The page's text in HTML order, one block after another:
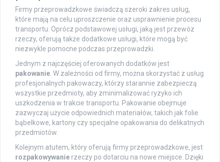
Firmy przeprowadzkowe świadczą szeroki zakres usług,
które mają na celu uproszczenie oraz usprawnienie procesu
transportu. Oprócz podstawowej usługi, jaką jest przewóz
rzeczy, oferują także dodatkowe usługi, które mogą być
niezwykle pomocne podczas przeprowadzki.
Jednym z najczęściej oferowanych dodatków jest
pakowanie . W zależności od firmy, można skorzystać z usług
profesjonalnych pakowaczy, którzy starannie zabezpieczą
wszystkie przedmioty, aby zminimalizować ryzyko ich
uszkodzenia w trakcie transportu. Pakowanie obejmuje
zazwyczaj użycie odpowiednich materiałów, takich jak folie
bąbelkowe, kartony czy specjalne opakowania do delikatnych
przedmiotów.
Kolejnym atutem, który oferują firmy przeprowadzkowe, jest
rozpakowywanie rzeczy po dotarciu na nowe miejsce. Dzięki